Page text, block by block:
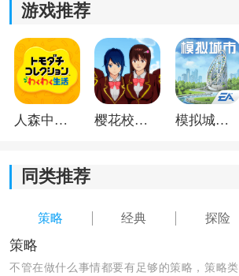
1：玩家能够来到游戏商城中快速地完
买。
2：每一个技能都在等待着玩家的快速
些技能的方式，可以得到更好的攻击效
游戏推荐
人森中文版 樱花校园模拟器1.048.00中文版 模拟城市我是巿长联机版
同类推荐
策略 经典 探险
策略
不管在做什么事情都要有足够的策略，策略